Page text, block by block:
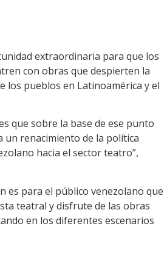
extraordinaria para que los
con obras que despierten la
los pueblos en Latinoamérica y el
que sobre la base de ese punto
un renacimiento de la política
hacia el sector teatro”,
es para el público venezolano que
teatral y disfrute de las obras
en los diferentes escenarios